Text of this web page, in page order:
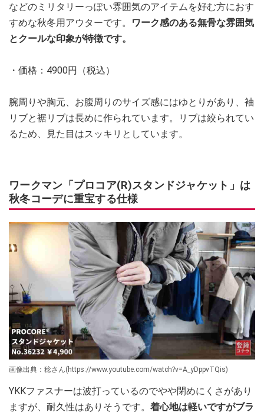
などのミリタリーっぽい雰囲気のアイテムを好む方におす
すめな秋冬用アウターです。
ワーク感のある無骨な雰囲気
とクールな印象が特徴です。
・価格：4900円（税込）
腕周りや胸元、お腹周りのサイズ感にはゆとりがあり、袖
リブと裾リブは長めに作られています。リブは絞られてい
るため、見た目はスッキリとしています。
ワークマン「プロコア(R)スタンドジャケット」は
秋冬コーデに重宝する仕様
画像出典：稔さん(https://www.youtube.com/watch?v=A_yDppvTQis)
YKKファスナーは波打っているのでやや閉めにくさがあり
ますが、耐久性はありそうです。 着心地は軽いですがブラ